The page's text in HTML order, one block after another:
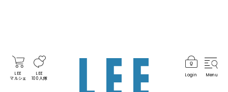
LEE
マルシェ
LEE
100人隊
Login Menu